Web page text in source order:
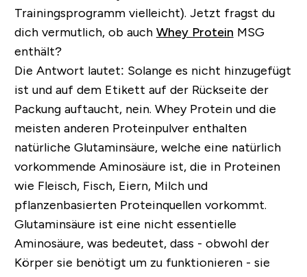
Trainingsprogramm vielleicht). Jetzt fragst du
dich vermutlich, ob auch Whey Protein MSG
enthält?
Die Antwort lautet: Solange es nicht hinzugefügt
ist und auf dem Etikett auf der Rückseite der
Packung auftaucht, nein. Whey Protein und die
meisten anderen Proteinpulver enthalten
natürliche Glutaminsäure, welche eine natürlich
vorkommende Aminosäure ist, die in Proteinen
wie Fleisch, Fisch, Eiern, Milch und
pflanzenbasierten Proteinquellen vorkommt.
Glutaminsäure ist eine nicht essentielle
Aminosäure, was bedeutet, dass - obwohl der
Körper sie benötigt um zu funktionieren - sie